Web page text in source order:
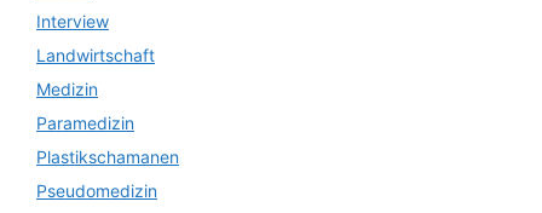
Interview
Landwirtschaft
Medizin
Paramedizin
Plastikschamanen
Pseudomedizin